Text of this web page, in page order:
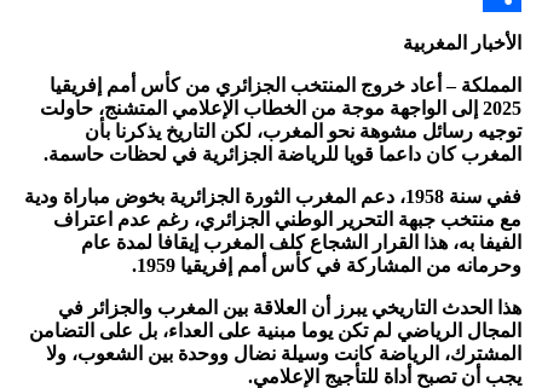
Share
الأخبار المغربية
المملكة – أعاد خروج المنتخب الجزائري من كأس أمم إفريقيا
2025 إلى الواجهة موجة من الخطاب الإعلامي المتشنج، حاولت
توجيه رسائل مشوهة نحو المغرب، لكن التاريخ يذكرنا بأن
المغرب كان داعما قويا للرياضة الجزائرية في لحظات حاسمة.
ففي سنة 1958، دعم المغرب الثورة الجزائرية بخوض مباراة ودية
مع منتخب جبهة التحرير الوطني الجزائري، رغم عدم اعتراف
الفيفا به، هذا القرار الشجاع كلف المغرب إيقافا لمدة عام
وحرمانه من المشاركة في كأس أمم إفريقيا 1959.
هذا الحدث التاريخي يبرز أن العلاقة بين المغرب والجزائر في
المجال الرياضي لم تكن يوما مبنية على العداء، بل على التضامن
المشترك، الرياضة كانت وسيلة نضال ووحدة بين الشعوب، ولا
يجب أن تصبح أداة للتأجيج الإعلامي.